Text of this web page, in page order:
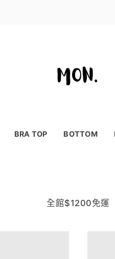
BRA TOP BOTTOM
全館$1200免運